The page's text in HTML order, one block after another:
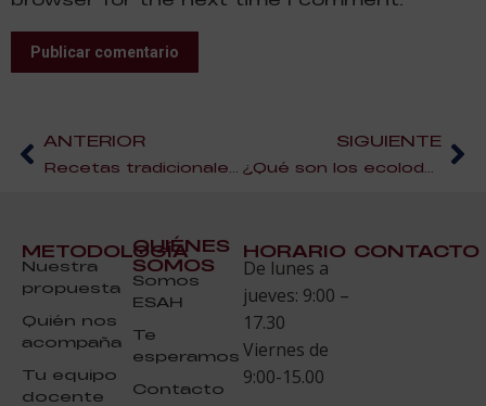
Publicar comentario
ANTERIOR SIGUIENTE
METODOLOGÍA
Nuestra
propuesta
Quién nos
acompaña
Tu equipo
docente
QUIÉNES
SOMOS
Somos
ESAH
Te
esperamos
Contacto
HORARIO
De lunes a
jueves: 9:00 –
17.30
Viernes de
9:00-15.00
CONTACTO